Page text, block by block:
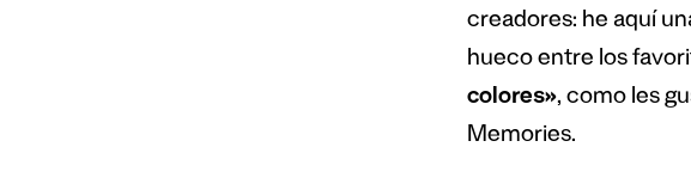
creadores: he aquí
hueco entre los
colores», como les
Memories.